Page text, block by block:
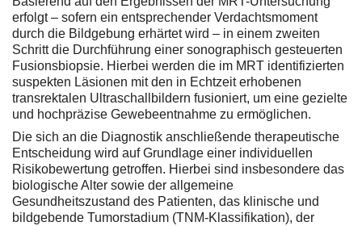
erfolgt – sofern ein entsprechender Verdachtsmoment
durch die Bildgebung erhärtet wird – in einem zweiten
Schritt die Durchführung einer sonographisch gesteuerten
Fusionsbiopsie. Hierbei werden die im MRT identifizierten
suspekten Läsionen mit den in Echtzeit erhobenen
transrektalen Ultraschallbildern fusioniert, um eine gezielte
und hochpräzise Gewebeentnahme zu ermöglichen.
Die sich an die Diagnostik anschließende therapeutische
Entscheidung wird auf Grundlage einer individuellen
Risikobewertung getroffen. Hierbei sind insbesondere das
biologische Alter sowie der allgemeine
Gesundheitszustand des Patienten, das klinische und
bildgebende Tumorstadium (TNM-Klassifikation), der